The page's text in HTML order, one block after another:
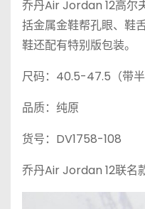
乔丹Air Jordan 12高尔
括金属金鞋帮孔眼、鞋
鞋还配有特别版包装。
尺码：40.5-47.5（带半
品质：纯原
货号：DV1758-108
乔丹Air Jordan 12联名